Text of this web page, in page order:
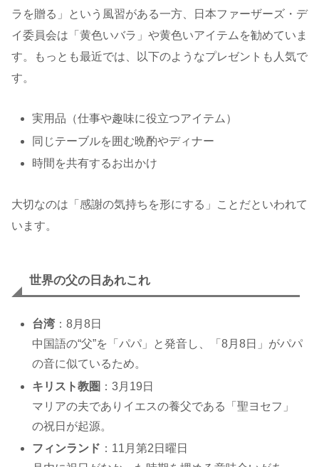
ラを贈る」という風習がある一方、日本ファーザーズ・デ
イ委員会は「黄色いバラ」や黄色いアイテムを勧めていま
す。もっとも最近では、以下のようなプレゼントも人気で
す。
実用品（仕事や趣味に役立つアイテム）
同じテーブルを囲む晩酌やディナー
時間を共有するお出かけ
大切なのは「感謝の気持ちを形にする」ことだといわれて
います。
世界の父の日あれこれ
台湾 ：8月8日
中国語の“父”を「パパ」と発音し、「8月8日」がパパ
の音に似ているため。
キリスト教圏 ：3月19日
マリアの夫でありイエスの養父である「聖ヨセフ」
の祝日が起源。
フィンランド ：11月第2日曜日